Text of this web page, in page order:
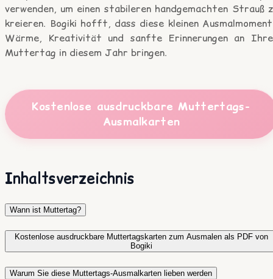
verwenden, um einen stabileren handgemachten Strauß
kreieren. Bogiki hofft, dass diese kleinen
Wärme, Kreativität und sanfte Erinnerungen an
Muttertag in diesem Jahr bringen.
Kostenlose ausdruckbare Muttertags-
Ausmalkarten
Inhaltsverzeichnis
Wann ist Muttertag?
Kostenlose ausdruckbare Muttertagskarten zum Ausmalen als PDF von
Bogiki
Warum Sie diese Muttertags-Ausmalkarten lieben werden